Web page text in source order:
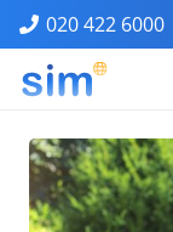
020 422 6000